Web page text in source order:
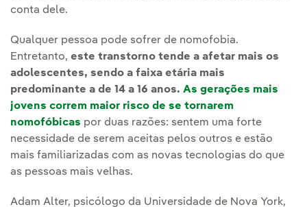
conta dele.
Qualquer pessoa pode sofrer de nomofobia.
Entretanto, este transtorno tende a afetar mais os
adolescentes, sendo a faixa etária mais
predominante a de 14 a 16 anos. As gerações mais
jovens correm maior risco de se tornarem
nomofóbicas por duas razões: sentem uma forte
necessidade de serem aceitas pelos outros e estão
mais familiarizadas com as novas tecnologias do que
as pessoas mais velhas.
Adam Alter, psicólogo da Universidade de Nova York,